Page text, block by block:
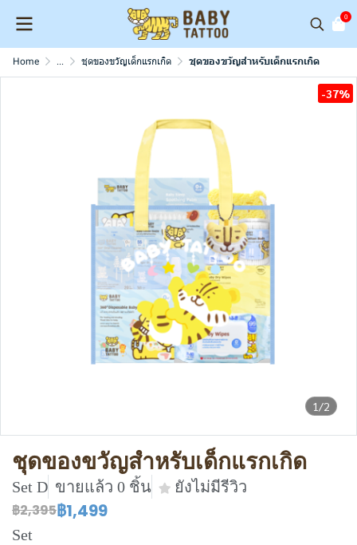
0
Home ... ชุดของขวัญเด็กแรกเกิด ชุดของขวัญสำหรับเด็กแรกเกิด
1/2
-37%
ชุดของขวัญสำหรับเด็กแรกเกิด
Set D ขายแล้ว 0 ชิ้น ยังไม่มีรีวิว
฿2,395฿1,499
Set